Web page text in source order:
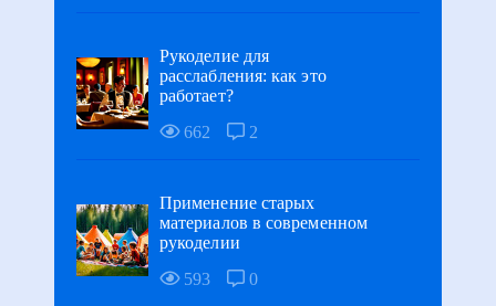
Рукоделие для
расслабления: как это
работает?
662
2
Применение старых
материалов в современном
рукоделии
593
0